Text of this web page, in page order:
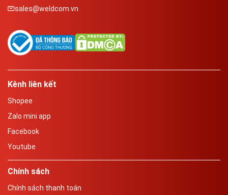
sales@weldcom.vn
Kênh liên kết
Shopee
Zalo mini app
Facebook
Youtube
Chính sách
Chính sách thanh toán